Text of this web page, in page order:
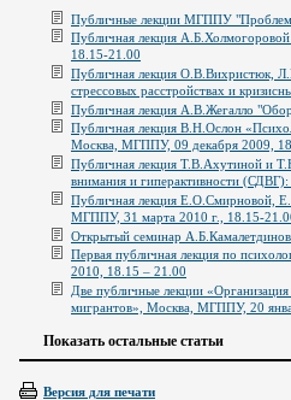
Публичные лекции МГППУ
Публичная лекция
18.15-21.00
Публичная лекция О.В.Вихристюк,
стрессовых расстройствах и
Публичная лекция А.В.Жегалло
Публичная лекция В.Н.Ослон
Москва, МГППУ, 09 декабря 2009,
Публичная лекция Т.В.Ахутиной и
внимания и гиперактивности
Публичная лекция Е.О.Смирновой,
МГППУ, 31 марта 2010 г., 18.15-
Открытый семинар
Первая публичная лекция по
2010, 18.15 – 21.00
Две публичные лекции
мигрантов», Москва, МГППУ, 20
Показать остальные статьи
Версия для печати